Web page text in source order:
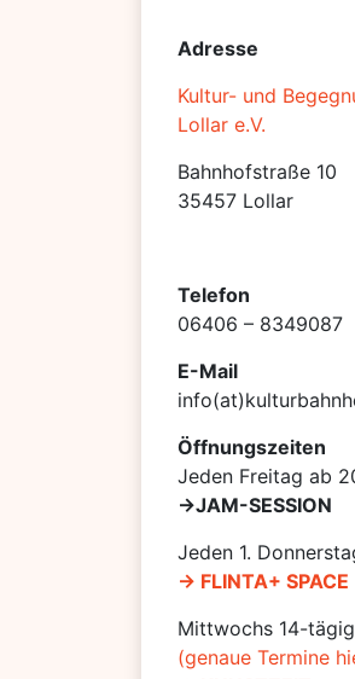
Adresse
Kultur- und
Lollar e.V.
Bahnhofstraße 10
35457 Lollar
Telefon
06406 – 8349087
E-Mail
Öffnungszeiten
Jeden Freitag ab
->JAM-SESSION
Jeden 1.
-> FLINTA+ SPACE
Mittwochs 14-
(genaue Termine